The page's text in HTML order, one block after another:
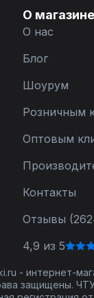
О магазине
О нас
Блог
Шоурум
Розничным
Оптовым
Контакты
Отзывы
4,9 из 5
- интернет-
защищены.